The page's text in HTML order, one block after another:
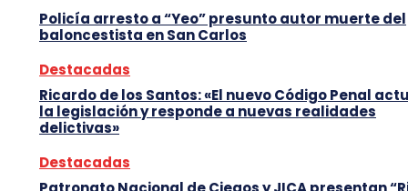
Policía arresto a “Yeo” presunto autor muerte del
baloncestista en San Carlos
Destacadas
Ricardo de los Santos: «El nuevo Código Penal
la legislación y responde a nuevas realidades
delictivas»
Destacadas